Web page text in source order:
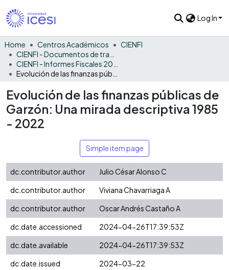
Log In
Home Centros Académicos
CIENFI
Evolución de las finanzas públicas de
Garzón: Una mirada descriptiva 1985
- 2022
Simple item page
dc.contributor.author
Julio César Alonso C
dc.contributor.author
Viviana Chavarriaga A
dc.contributor.author
Oscar Andrés Castaño A
dc.date.accessioned
2024-04-26T17:39:53Z
dc.date.available
2024-04-26T17:39:53Z
dc.date.issued
2024-03-22